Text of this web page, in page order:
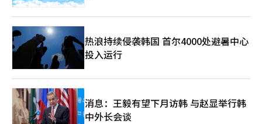
热浪持续侵袭韩国 首尔4000处避暑中心
投入运行
消息：王毅有望下月访韩 与赵显举行韩
中外长会谈